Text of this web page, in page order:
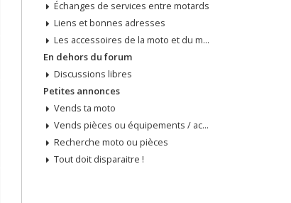
Échanges de services entre motards
Liens et bonnes adresses
Les accessoires de la moto et du motard
En dehors du forum
Discussions libres
Petites annonces
Vends ta moto
Vends pièces ou équipements / accessoires du motard
Recherche moto ou pièces
Tout doit disparaitre !